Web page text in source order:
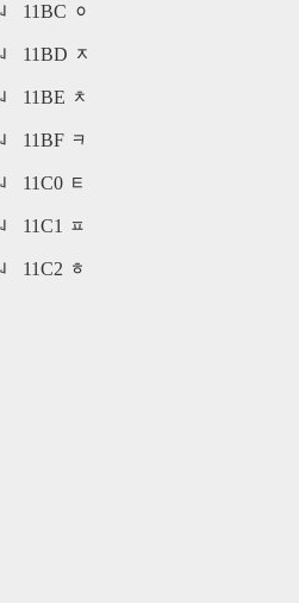
11BC ᆼ
11BD ᆽ
11BE ᆾ
11BF ᆿ
11C0 ᇀ
11C1 ᇁ
11C2 ᇂ